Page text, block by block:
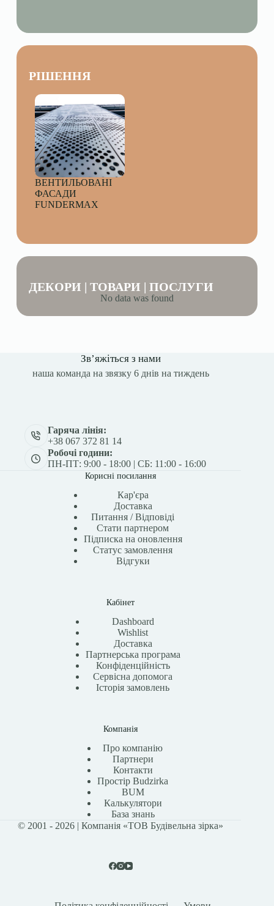
РІШЕННЯ
ВЕНТИЛЬОВАНІ
ФАСАДИ
FUNDERMAX
ДЕКОРИ | ТОВАРИ | ПОСЛУГИ
No data was found
Зв’яжіться з нами
наша команда на звязку 6 днів на тиждень
Гаряча лінія:
+38 067 372 81 14
Робочі години:
ПН-ПТ: 9:00 - 18:00 | СБ: 11:00 - 16:00
Корисні посилання
Кар'єра
Доставка
Питання / Відповіді
Стати партнером
Підписка на оновлення
Статус замовлення
Відгуки
Кабінет
Dashboard
Wishlist
Доставка
Партнерська програма
Конфіденційність
Сервісна допомога
Історія замовлень
Компанія
Про компанію
Партнери
Контакти
Простір Budzirka
BUM
Калькулятори
База знань
© 2001 - 2026 | Компанія «ТОВ Будівельна зірка»